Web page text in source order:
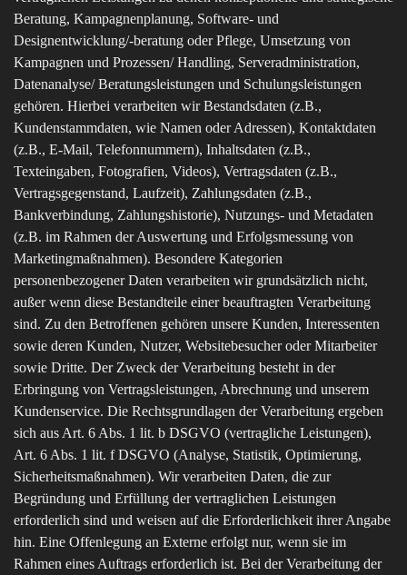
Beratung, Kampagnenplanung, Software- und
Designentwicklung/-beratung oder Pflege, Umsetzung von
Kampagnen und Prozessen/ Handling, Serveradministration,
Datenanalyse/ Beratungsleistungen und Schulungsleistungen
gehören. Hierbei verarbeiten wir Bestandsdaten (z.B.,
Kundenstammdaten, wie Namen oder Adressen), Kontaktdaten
(z.B., E-Mail, Telefonnummern), Inhaltsdaten (z.B.,
Texteingaben, Fotografien, Videos), Vertragsdaten (z.B.,
Vertragsgegenstand, Laufzeit), Zahlungsdaten (z.B.,
Bankverbindung, Zahlungshistorie), Nutzungs- und Metadaten
(z.B. im Rahmen der Auswertung und Erfolgsmessung von
Marketingmaßnahmen). Besondere Kategorien
personenbezogener Daten verarbeiten wir grundsätzlich nicht,
außer wenn diese Bestandteile einer beauftragten Verarbeitung
sind. Zu den Betroffenen gehören unsere Kunden, Interessenten
sowie deren Kunden, Nutzer, Websitebesucher oder Mitarbeiter
sowie Dritte. Der Zweck der Verarbeitung besteht in der
Erbringung von Vertragsleistungen, Abrechnung und unserem
Kundenservice. Die Rechtsgrundlagen der Verarbeitung ergeben
sich aus Art. 6 Abs. 1 lit. b DSGVO (vertragliche Leistungen),
Art. 6 Abs. 1 lit. f DSGVO (Analyse, Statistik, Optimierung,
Sicherheitsmaßnahmen). Wir verarbeiten Daten, die zur
Begründung und Erfüllung der vertraglichen Leistungen
erforderlich sind und weisen auf die Erforderlichkeit ihrer Angabe
hin. Eine Offenlegung an Externe erfolgt nur, wenn sie im
Rahmen eines Auftrags erforderlich ist. Bei der Verarbeitung der